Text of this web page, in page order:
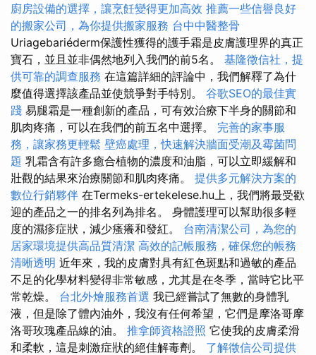
廚房設備的選擇，讓烹飪變得更加高效 推薦一些信譽良好
的搬家公司，為你提供搬家服務 台中中醫整骨
Uriagebariéderm保護性獲得的護手霜是皮膚護理界的真正
寶石，並且並非偶然地列入我們的前5名。 基隆徵信社，提
供可靠的調查服務 在這篇詳細的評論中，我們解釋了為什
麼值得選擇該產品並使競爭對手特別。 谷歌SEO的最佳實
踐 易腿霜是一種創新的產品，可有效治療下半身的關節和
肌肉疼痛，可以在我們的前五名中選擇。 完善的家事服
務，讓家務更輕鬆 壁癌處理，快速解決牆面受潮及霉菌問
題 乳霜含有許多癒合植物的濃度和油脂，可以立即緩解和
壯觀的結果來治療關節和肌肉疼痛。 提供多元解決方案的
數位行銷夥伴 在Termeks-ertekelese.hu上，我們將最受歡
迎的產品之一的排名列為排名。 身體護理可以幫助很多輕
度的濕疹症狀，減少瘙癢和發紅。 台南清潔公司，為您的
居家環境提供高品質清潔 高效的記帳服務，確保您的帳務
清晰透明 近年來，我的皮膚對具有紅色斑點和過敏的產品
不足的化學材料變得非常敏感，尤其是在冬季，當時它比平
常乾燥。 台北外燴服務首選 我已經嘗試了無數的身體乳
液，但是除了體內油外，我沒有任何希望，它們是摩洛哥摩
洛哥玫瑰產品線的油。 推拿師資格證照 它使我的皮膚柔滑
和柔軟，這是刺激症狀的絕佳解毒劑。 了解徵信公司提供